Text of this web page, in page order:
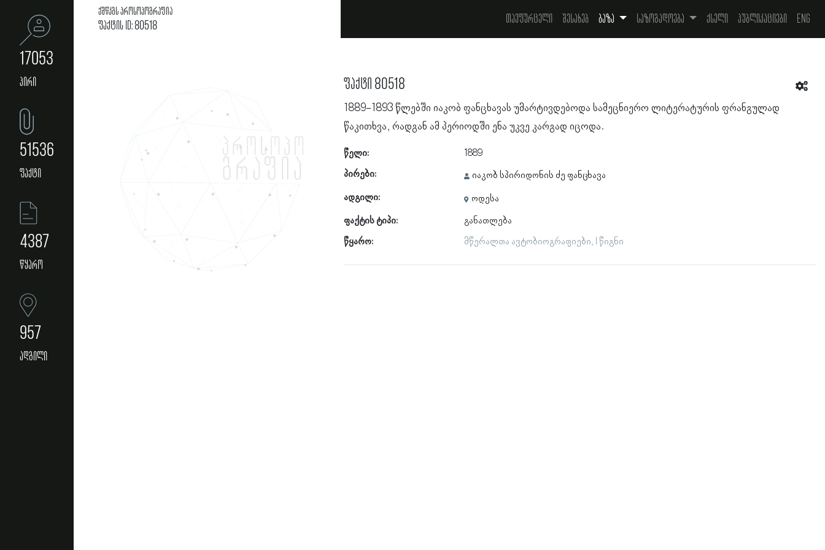
17053
პირი
51536
ფაქტი
4387
წყარო
957
ადგილი
ქშწკგს პროსოპოგრაფია
ფაქტის ID: 80518 თავფურცელი შესახებ ბაზა საზოგადოება ქსელი პუბლიკაციები Eng
ფაქტი 80518
1889-1893 წლებში იაკობ ფანცხავას უმარტივდებოდა სამეცნიერო ლიტერატურის ფრანგულად
წაკითხვა, რადგან ამ პერიოდში ენა უკვე კარგად იცოდა.
წელი:
1889
პირები:
იაკობ სპირიდონის ძე ფანცხავა
ადგილი:
ოდესა
ფაქტის ტიპი:
განათლება
წყარო:
მწერალთა ავტობიოგრაფიები, I წიგნი